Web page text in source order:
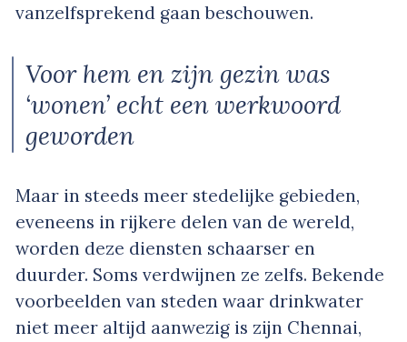
vanzelfsprekend gaan beschouwen.
Voor hem en zijn gezin was
‘wonen’ echt een werkwoord
geworden
Maar in steeds meer stedelijke gebieden,
eveneens in rijkere delen van de wereld,
worden deze diensten schaarser en
duurder. Soms verdwijnen ze zelfs. Bekende
voorbeelden van steden waar drinkwater
niet meer altijd aanwezig is zijn Chennai,